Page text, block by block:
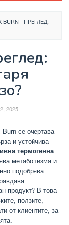
BURN - ПРЕГЛЕД:
2025
се очертава
и устойчива
термогенна
метаболизма и
подобрява
продукт? В това
ползите,
от клиентите, за